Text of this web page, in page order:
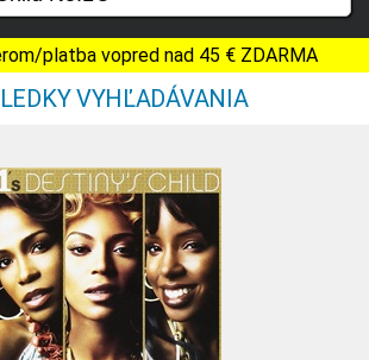
platba vopred nad 45 € ZDARMA
VYHĽADÁVANIA